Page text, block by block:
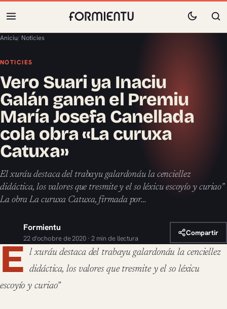
Aniciu/ Noticies
NOTICIES
Vero Suari ya Inaciu
Galán ganen el Premiu
María Josefa Canellada
cola obra «La curuxa
Catuxa»
El xuráu destaca del trabayu galardonáu la cenciellez
didáctica, los valores que tresmite y el so léxicu escoyío y curiao”
La obra La curuxa Catuxa, firmada por…
Formientu
22 d'ochobre de 2020 · 2 min de llectura
Compartir
E l xuráu destaca del trabayu galardonáu la cenciellez
didáctica, los valores que tresmite y el so léxicu
escoyío y curiao”